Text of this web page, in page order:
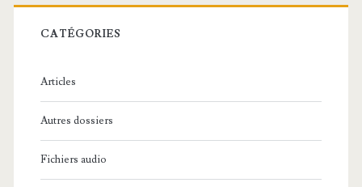
r
c
:
CATÉGORIES
Articles
Autres dossiers
Fichiers audio